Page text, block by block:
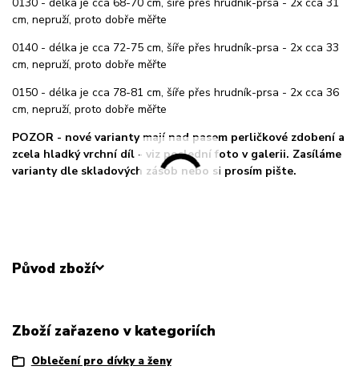
cm, nepruží, proto dobře měřte
0140 - délka je cca 72-75 cm, šíře přes hrudník-prsa - 2x cca 33
cm, nepruží, proto dobře měřte
0150 - délka je cca 78-81 cm, šíře přes hrudník-prsa - 2x cca 36
cm, nepruží, proto dobře měřte
POZOR - nové varianty mají nad pasem perličkové zdobení a
zcela hladký vrchní díl - viz poslední foto v galerii. Zasíláme
varianty dle skladových zásob nebo si prosím pište.
Původ zboží
Zboží zařazeno v kategoriích
Oblečení pro dívky a ženy